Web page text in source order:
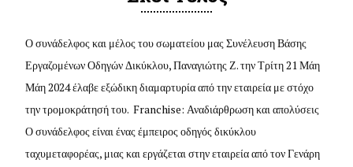
Ο συνάδελφος και μέλος του σωματείου μας Συνέλευση Βάσης
Εργαζομένων Οδηγών Δικύκλου, Παναγιώτης Ζ. την Τρίτη 21 Μάη
Μάη 2024 έλαβε εξώδικη διαμαρτυρία από την εταιρεία με στόχο
την τρομοκράτησή του. Franchise: Αναδιάρθρωση και απολύσεις
Ο συνάδελφος είναι ένας έμπειρος οδηγός δικύκλου
ταχυμεταφορέας, μιας και εργάζεται στην εταιρεία από τον Γενάρη